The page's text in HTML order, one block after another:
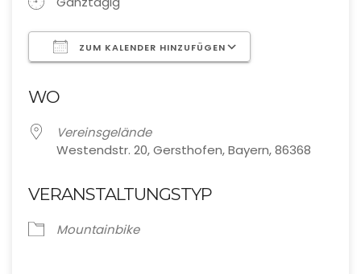
ZUM KALENDER HINZUFÜGEN
WO
Vereinsgelände
Westendstr. 20, Gersthofen, Bayern, 86368
VERANSTALTUNGSTYP
Mountainbike